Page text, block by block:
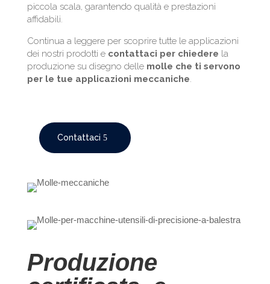
piccola scala, garantendo qualità e prestazioni
affidabili.
Continua a leggere per scoprire tutte le applicazioni
dei nostri prodotti e contattaci per chiedere la
produzione su disegno delle molle che ti servono
per le tue applicazioni meccaniche.
Contattaci
Produzione